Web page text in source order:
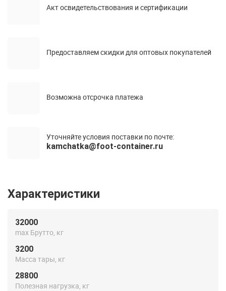
Акт освидетельствования и сертификации
Предоставляем скидки для оптовых покупателей
Возможна отсрочка платежа
Уточняйте условия поставки по почте:
kamchatka@foot-container.ru
Характеристики
32000
max Брутто, кг
3200
Масса тары, кг
28800
Полезная нагрузка, кг